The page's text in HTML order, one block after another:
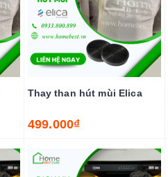
Thay than hút mùi Elica
499.000₫